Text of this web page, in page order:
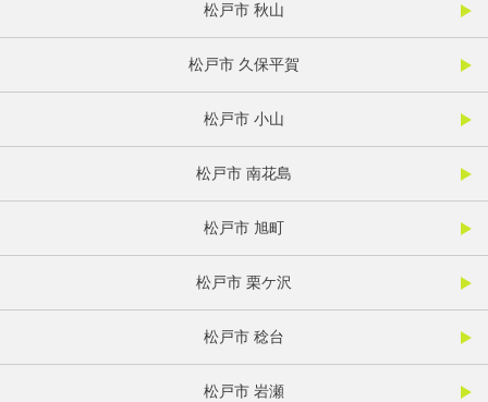
松戸市 秋山
松戸市 久保平賀
松戸市 小山
松戸市 南花島
松戸市 旭町
松戸市 栗ケ沢
松戸市 稔台
松戸市 岩瀬